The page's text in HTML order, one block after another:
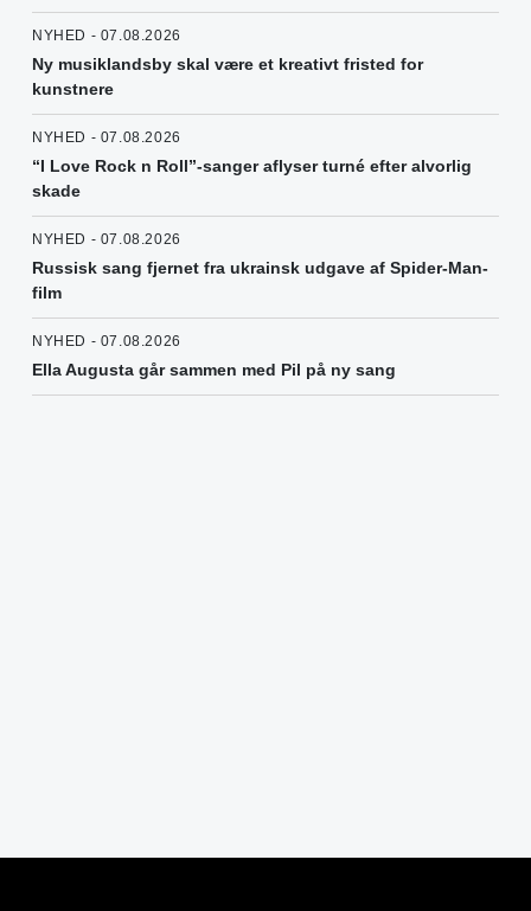
NYHED - 07.08.2026
Ny musiklandsby skal være et kreativt fristed for
kunstnere
NYHED - 07.08.2026
“I Love Rock n Roll”-sanger aflyser turné efter alvorlig
skade
NYHED - 07.08.2026
Russisk sang fjernet fra ukrainsk udgave af Spider-Man-
film
NYHED - 07.08.2026
Ella Augusta går sammen med Pil på ny sang